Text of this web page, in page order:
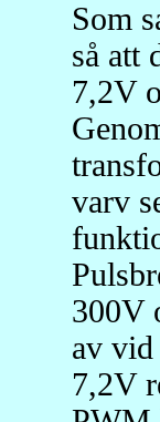
Som
så att
7,2V
varv
300V
av vid
7,2V